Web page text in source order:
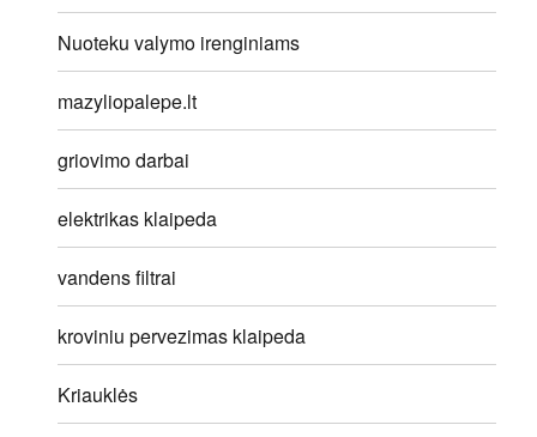
Nuoteku valymo irenginiams
mazyliopalepe.lt
griovimo darbai
elektrikas klaipeda
vandens filtrai
kroviniu pervezimas klaipeda
Kriauklės